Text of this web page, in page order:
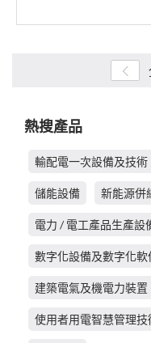
熱搜產品
輸配電一次設備及技術
儲能設備 新能源併
電力 / 電工產品生產設
數字化設備及數字化軟
建築電氣及機電力裝置
使用者用電智慧管理技